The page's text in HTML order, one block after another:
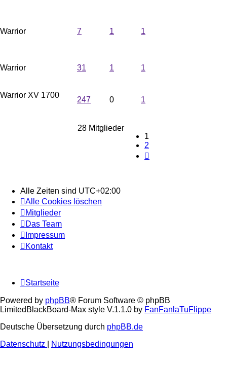
Warrior 7 1 1
Warrior 31 1 1
Warrior XV 1700
247 0 1
28 Mitglieder
1
2
Alle Zeiten sind UTC+02:00
Alle Cookies löschen
Mitglieder
Das Team
Impressum
Kontakt
Startseite
Powered by phpBB® Forum Software © phpBB
Limited BlackBoard-Max style V.1.1.0 by FanFanlaTuFlippe
Deutsche Übersetzung durch phpBB.de
Datenschutz
Nutzungsbedingungen